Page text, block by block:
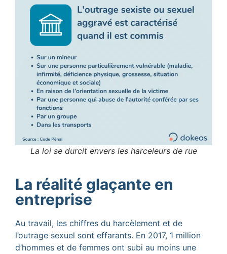
La loi se durcit envers les harceleurs de rue
La réalité glaçante en
entreprise
Au travail, les chiffres du harcèlement et de
l’outrage sexuel sont effarants. En 2017, 1 million
d’hommes et de femmes ont subi au moins une